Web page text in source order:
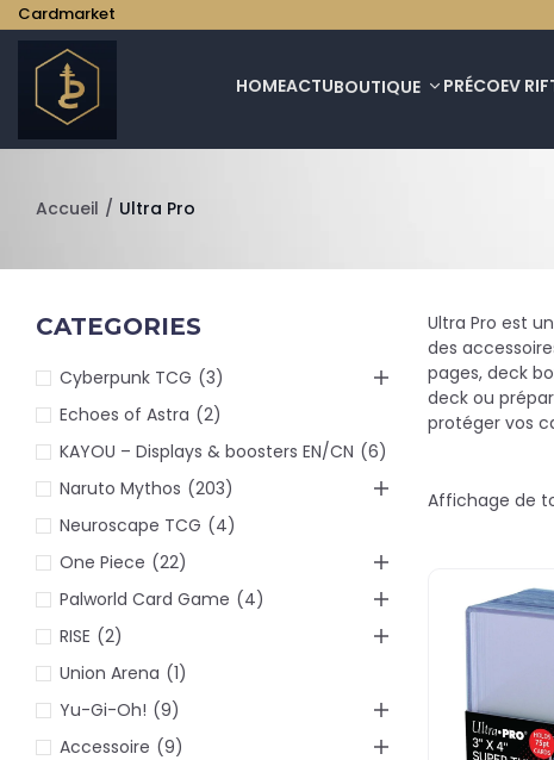
Cardmarket
HOMEACTUBOUTIQUE PRÉCOEV
Accueil / Ultra Pro
CATEGORIES
Cyberpunk TCG (3)
Echoes of Astra (2)
KAYOU – Displays & boosters EN/CN (6)
Naruto Mythos (203)
Neuroscape TCG (4)
One Piece (22)
Palworld Card Game (4)
RISE (2)
Union Arena (1)
Yu-Gi-Oh! (9)
Accessoire (9)
Ultra Pro est
des
pages, deck
deck ou
protéger vos
Affichage de